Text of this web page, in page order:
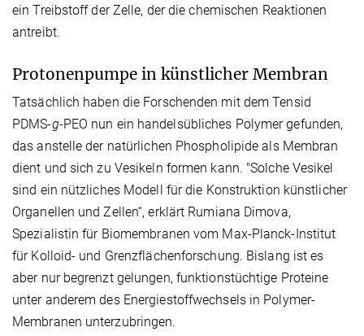
ein Treibstoff der Zelle, der die chemischen Reaktionen
antreibt.
Protonenpumpe in künstlicher Membran
Tatsächlich haben die Forschenden mit dem Tensid
PDMS-g-PEO nun ein handelsübliches Polymer gefunden,
das anstelle der natürlichen Phospholipide als Membran
dient und sich zu Vesikeln formen kann. "Solche Vesikel
sind ein nützliches Modell für die Konstruktion künstlicher
Organellen und Zellen“, erklärt Rumiana Dimova,
Spezialistin für Biomembranen vom Max-Planck-Institut
für Kolloid- und Grenzflächenforschung. Bislang ist es
aber nur begrenzt gelungen, funktionstüchtige Proteine
unter anderem des Energiestoffwechsels in Polymer-
Membranen unterzubringen.